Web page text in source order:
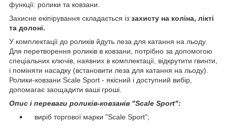
функції: ролики та ковзани.
Захисне екіпірування складається із захисту на коліна, лікті
та долоні.
У комплектації до роликів йдуть леза для катання на льоду.
Для перетворення роликів в ковзани, потрібно за допомогою
спеціальних ключів, наявних в комплектації, відкрутити гвинти,
і поміняти насадку (встановити леза для катання на льоду).
Ролики-ковзани Scale Sport - якісний і доступний вибір,
допомагає заощадити ваші гроші.
Опис і переваги роликів-ковзанів "Scale Sport":
виріб торгової марки "Scale Sport";